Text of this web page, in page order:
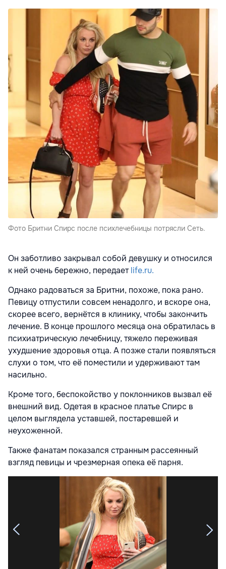
Фото Бритни Спирс после психлечебницы потрясли Сеть.
Он заботливо закрывал собой девушку и относился
к ней очень бережно, передаетlife.ru.
Однако радоваться за Бритни, похоже, пока рано.
Певицу отпустили совсем ненадолго, и вскоре она,
скорее всего, вернётся в клинику, чтобы закончить
лечение. В конце прошлого месяца она обратилась в
психиатрическую лечебницу, тяжело переживая
ухудшение здоровья отца. А позже стали появляться
слухи о том, что её поместили и удерживают там
насильно.
Кроме того, беспокойство у поклонников вызвал её
внешний вид. Одетая в красное платье Спирс в
целом выглядела уставшей, постаревшей и
неухоженной.
Также фанатам показался странным рассеянный
взгляд певицы и чрезмерная опека её парня.